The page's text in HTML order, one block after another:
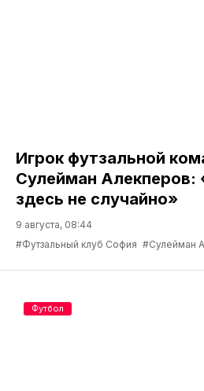
Игрок футзальной
Сулейман Алекперов:
здесь не случайно»
9 августа, 08:44
#Футзальный клуб София #Сулейман
Футбол